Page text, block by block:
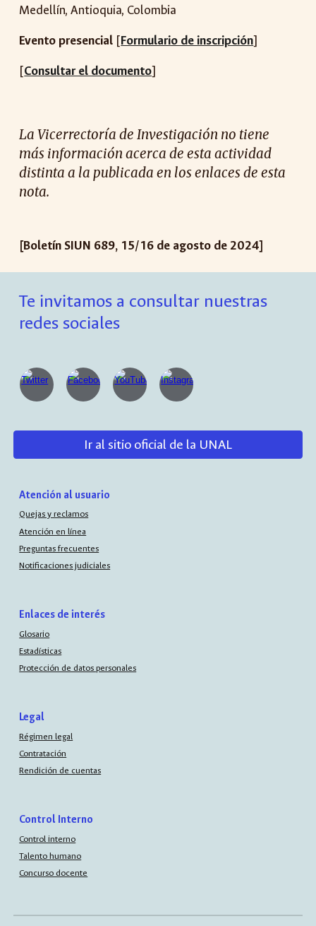
Medellín, Antioquia, Colombia
Evento presencial [Formulario de inscripción]
[Consultar el documento]
La Vicerrectoría de Investigación no tiene
más información acerca de esta actividad
distinta a la publicada en los enlaces de esta
nota.
[Boletín SIUN 689, 15/16 de agosto de 2024]
Te invitamos a consultar nuestras
redes sociales
Ir al sitio oficial de la UNAL
Atención al usuario
Quejas y reclamos
Atención en línea
Preguntas frecuentes
Notificaciones judiciales
Enlaces de interés
Glosario
Estadísticas
Protección de datos personales
Legal
Régimen legal
Contratación
Rendición de cuentas
Control Interno
Control interno
Talento humano
Concurso docente